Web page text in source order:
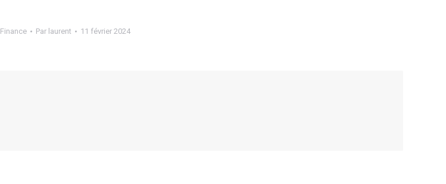
Finance Par laurent 11 février 2024